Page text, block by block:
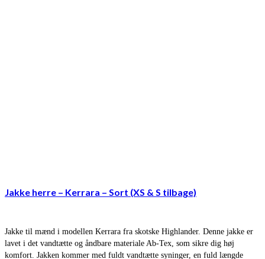
Jakke herre – Kerrara – Sort (XS & S tilbage)
Jakke til mænd i modellen Kerrara fra skotske Highlander. Denne jakke er
lavet i det vandtætte og åndbare materiale Ab-Tex, som sikre dig høj
komfort. Jakken kommer med fuldt vandtætte syninger, en fuld længde